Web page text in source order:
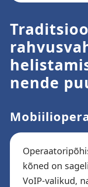
nende
kõned on
VoIP-valikud,